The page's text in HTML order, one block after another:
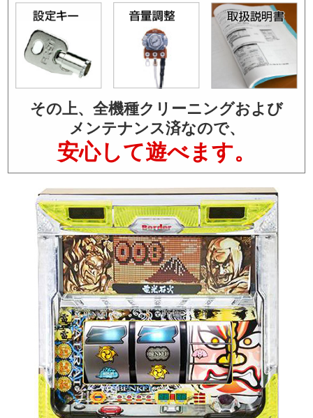
その上、全機種クリーニングおよび
メンテナンス済なので、
安心して遊べます。